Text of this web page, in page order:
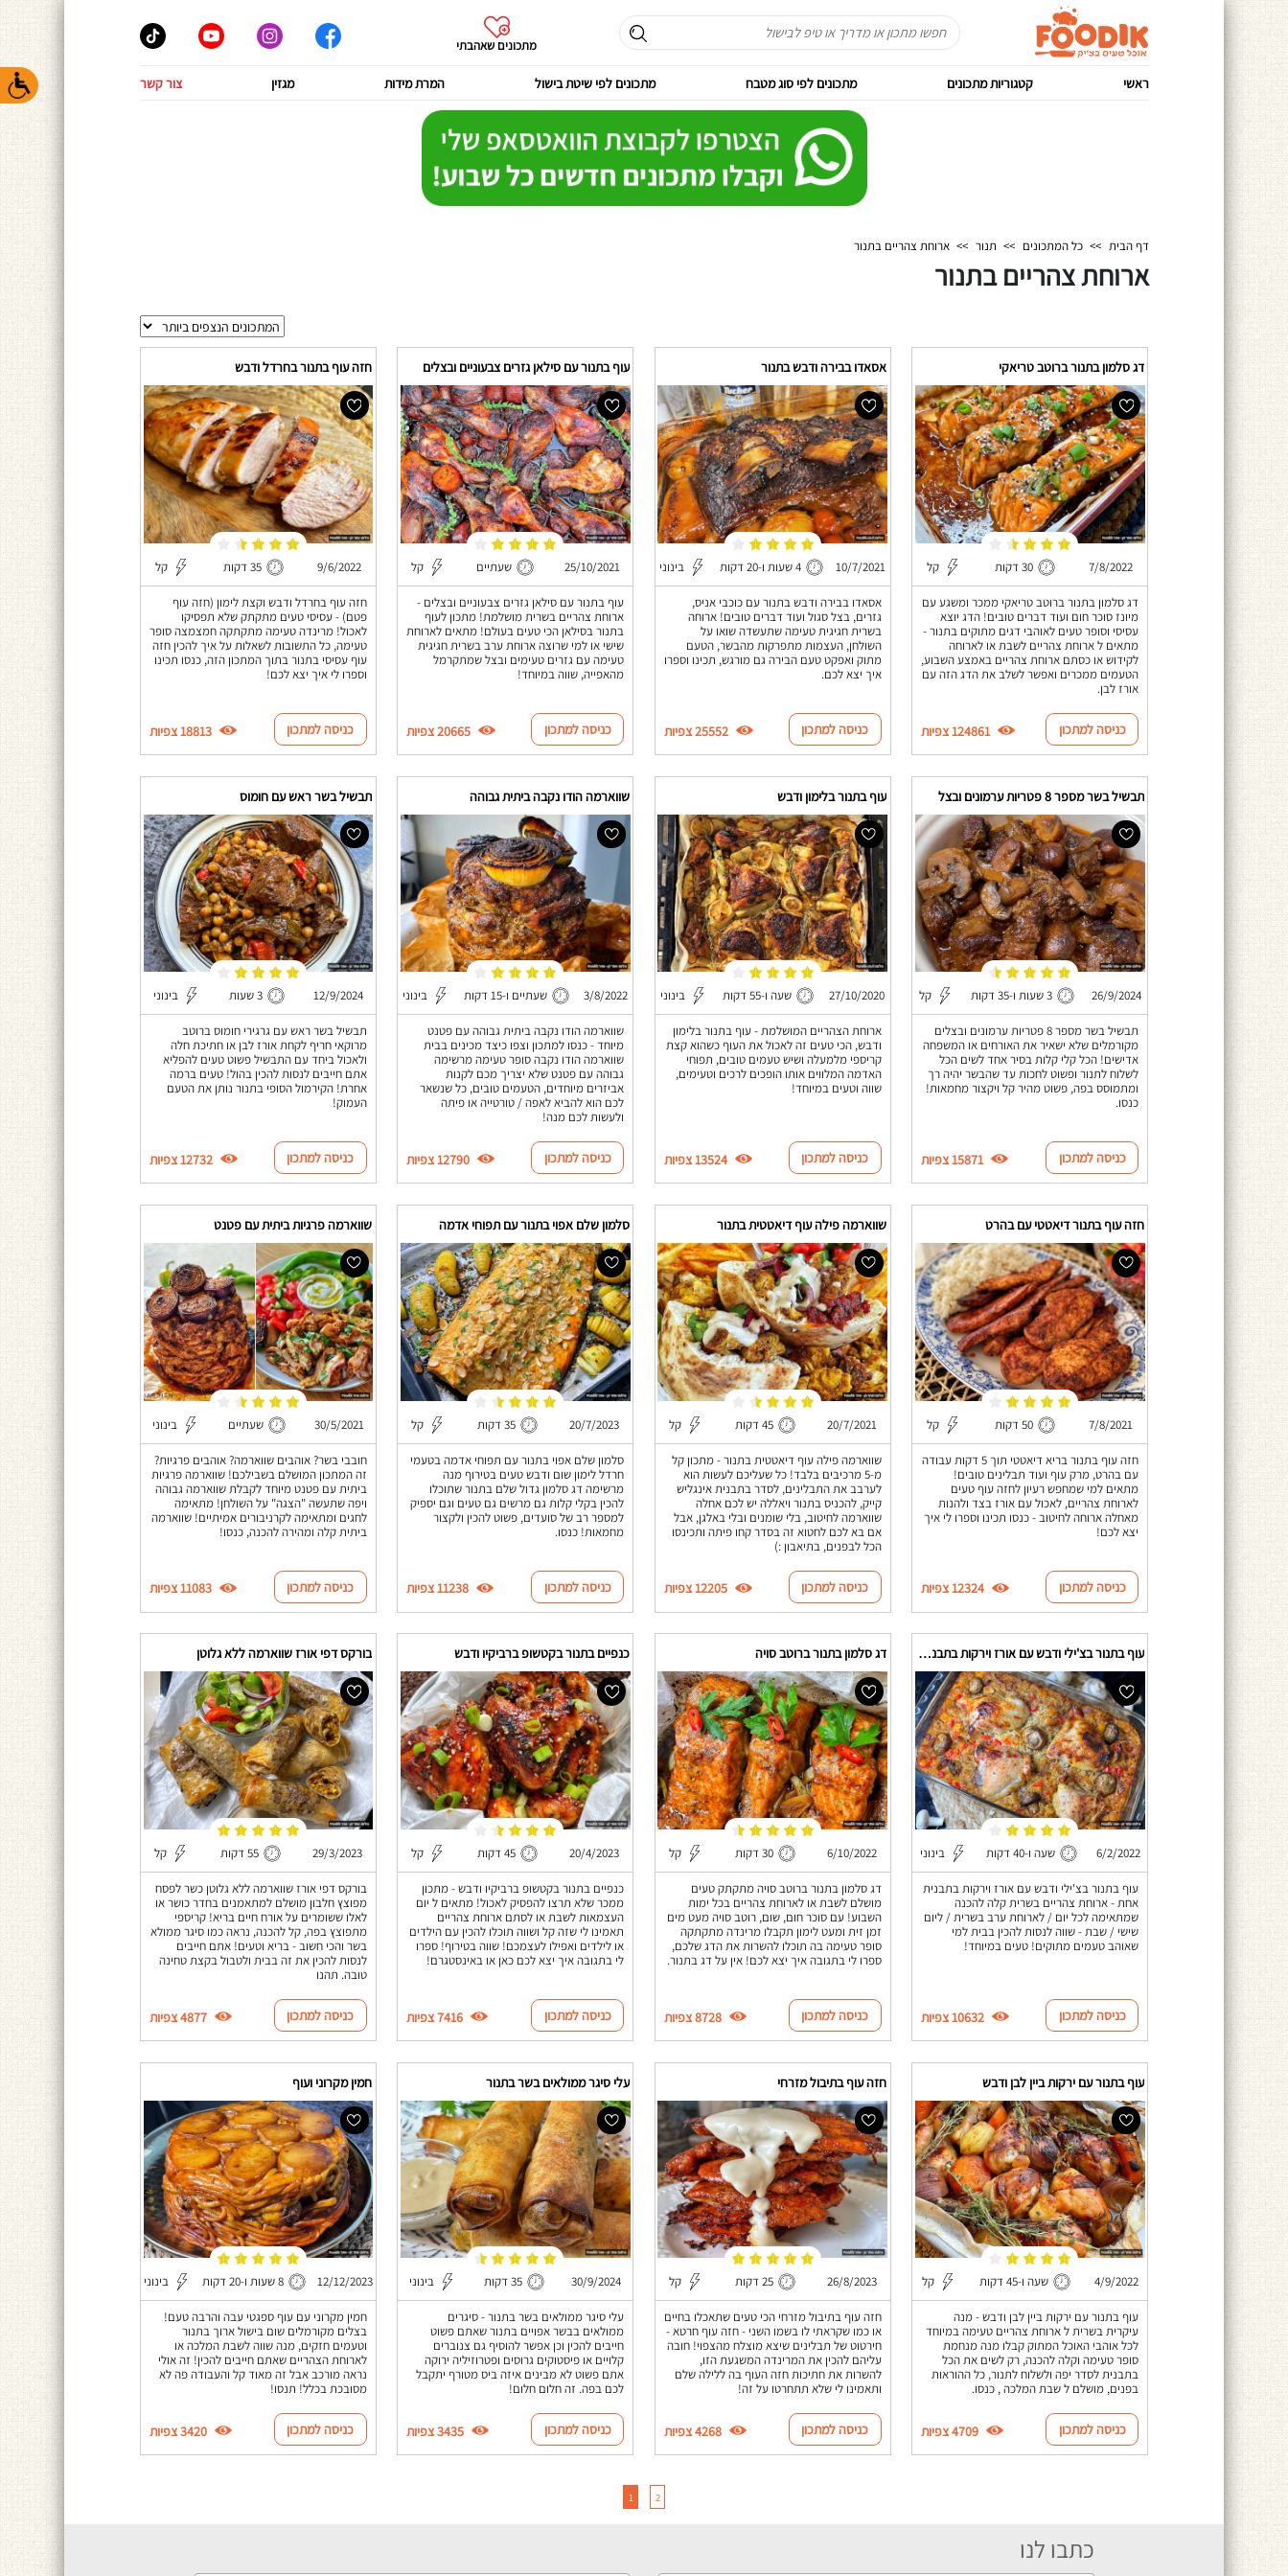
מתכונים שאהבתי
ראשי קטגוריות מתכונים מתכונים לפי סוג מטבח מתכונים לפי שיטת בישול המרת מידות מגזין צור קשר
דף הבית >> כל המתכונים >> תנור >> ארוחת צהריים בתנור
ארוחת צהריים בתנור
דג סלמון בתנור ברוטב טריאקי
7/8/2022 30 דקות קל
דג סלמון בתנור ברוטב טריאקי ממכר ומשגע עם
מיונז סוכר חום ועוד דברים טובים! הדג יוצא
עסיסי וסופר טעים לאוהבי דגים מתוקים בתנור -
מתאים ל ארוחת צהריים לשבת או לארוחה
לקידוש או כסתם ארוחת צהריים באמצע השבוע,
הטעמים ממכרים ואפשר לשלב את הדג הזה עם
אורז לבן.
כניסה למתכון 124861 צפיות
אסאדו בבירה ודבש בתנור
10/7/2021 4 שעות ו-20 דקות בינוני
אסאדו בבירה ודבש בתנור עם כוכבי אניס,
גזרים, בצל סגול ועוד דברים טובים! ארוחה
בשרית חגיגית טעימה שתעשדה שואו על
השולחן, העצמות מתפרקות מהבשר, הטעם
מתוק ואפקט טעם הבירה גם מורגש, תכינו וספרו
איך יצא לכם.
כניסה למתכון 25552 צפיות
עוף בתנור עם סילאן גזרים צבעוניים ובצלים
25/10/2021 שעתיים קל
עוף בתנור עם סילאן גזרים צבעוניים ובצלים -
ארוחת צהריים בשרית מושלמת! מתכון לעוף
בתנור בסילאן הכי טעים בעולם! מתאים לארוחת
שישי או למי שרוצה ארוחת ערב בשרית חגיגית
טעימה עם גזרים טעימים ובצל שמתקרמל
מהאפייה, שווה במיוחד!
כניסה למתכון 20665 צפיות
חזה עוף בתנור בחרדל ודבש
9/6/2022 35 דקות קל
חזה עוף בחרדל ודבש וקצת לימון (חזה עוף
פטם) - עסיסי טעים מתקתק שלא תפסיקו
לאכול! מרינדה טעימה מתקתקה חמצמצה סופר
טעימה, כל התשובות לשאלות על איך להכין חזה
עוף עסיסי בתנור בתוך המתכון הזה, כנסו תכינו
וספרו לי איך יצא לכם!
כניסה למתכון 18813 צפיות
תבשיל בשר מספר 8 פטריות ערמונים ובצל
26/9/2024 3 שעות ו-35 דקות קל
תבשיל בשר מספר 8 פטריות ערמונים ובצלים
מקורמלים שלא ישאיר את האורחים או המשפחה
אדישים! הכל קלי קלות בסיר אחד לשים הכל
לשלוח לתנור ופשוט לחכות עד שהבשר יהיה רך
ומתמוסס בפה, פשוט מהיר קל ויקצור מחמאות!
כנסו.
כניסה למתכון 15871 צפיות
עוף בתנור בלימון ודבש
27/10/2020 שעה ו-55 דקות בינוני
ארוחת הצהריים המושלמת - עוף בתנור בלימון
ודבש, הכי טעים זה לאכול את העוף כשהוא קצת
קריספי מלמעלה ושיש טעמים טובים, תפוחי
האדמה המלווים אותו הופכים לרכים וטעימים,
שווה וטעים במיוחד!
כניסה למתכון 13524 צפיות
שווארמה הודו נקבה ביתית גבוהה
3/8/2022 שעתיים ו-15 דקות בינוני
שווארמה הודו נקבה ביתית גבוהה עם פטנט
מיוחד - כנסו למתכון וצפו כיצד מכינים בבית
שווארמה הודו נקבה סופר טעימה מרשימה
גבוהה עם פטנט שלא יצריך מכם לקנות
אביזרים מיוחדים, הטעמים טובים, כל שנשאר
לכם הוא להביא לאפה / טורטייה או פיתה
ולעשות לכם מנה!
כניסה למתכון 12790 צפיות
תבשיל בשר ראש עם חומוס
12/9/2024 3 שעות בינוני
תבשיל בשר ראש עם גרגירי חומוס ברוטב
מרוקאי חריף לקחת אורז לבן או חתיכת חלה
ולאכול ביחד עם התבשיל פשוט טעים להפליא
אתם חייבים לנסות להכין בהול! טעים ברמה
אחרת! הקירמול הסופי בתנור נותן את הטעם
העמוק!
כניסה למתכון 12732 צפיות
חזה עוף בתנור דיאטטי עם בהרט
7/8/2021 50 דקות קל
חזה עוף בתנור בריא דיאטטי תוך 5 דקות עבודה
עם בהרט, מרק עוף ועוד תבלינים טובים!
מתאים למי שמחפש רעיון לחזה עוף טעים
לארוחת צהריים, לאכול עם אורז בצד ולהנות
מאחלה ארוחה לחיטוב - כנסו תכינו וספרו לי איך
יצא לכם!
כניסה למתכון 12324 צפיות
שווארמה פילה עוף דיאטטית בתנור
20/7/2021 45 דקות קל
שווארמה פילה עוף דיאטטית בתנור - מתכון קל
מ-5 מרכיבים בלבד! כל שעליכם לעשות הוא
לערבב את התבלינים, לסדר בתבנית אינגליש
קייק, להכניס בתנור ויאללה יש לכם אחלה
שווארמה לחיטוב, בלי שומנים ובלי באלגן, אבל
אם בא לכם לחטוא זה בסדר קחו פיתה ותכינסו
הכל לבפנים, בתיאבון :)
כניסה למתכון 12205 צפיות
סלמון שלם אפוי בתנור עם תפוחי אדמה
20/7/2023 35 דקות קל
סלמון שלם אפוי בתנור עם תפוחי אדמה בטעמי
חרדל לימון שום ודבש טעים בטירוף מנה
מרשימה דג סלמון גדול שלם בתנור שתוכלו
להכין בקלי קלות גם מרשים גם טעים וגם יספיק
למספר רב של סועדים, פשוט להכין ולקצור
מחמאות! כנסו.
כניסה למתכון 11238 צפיות
שווארמה פרגיות ביתית עם פטנט
30/5/2021 שעתיים בינוני
חובבי בשר? אוהבים שווארמה? אוהבים פרגיות?
זה המתכון המושלם בשבילכם! שווארמה פרגיות
ביתית עם פטנט מיוחד לקבלת שווארמה גבוהה
ויפה שתעשה "הצגה" על השולחן! מתאימה
לחגים ומתאימה לקרניבורים אמיתיים! שווארמה
ביתית קלה ומהירה להכנה, כנסו!
כניסה למתכון 11083 צפיות
עוף בתנור בצ'ילי ודבש עם אורז וירקות בתבנית אחת
6/2/2022 שעה ו-40 דקות בינוני
עוף בתנור בצ'ילי ודבש עם אורז וירקות בתבנית
אחת - ארוחת צהריים בשרית קלה להכנה
שמתאימה לכל יום / לארוחת ערב בשרית / ליום
שישי / שבת - שווה לנסות להכין בבית למי
שאוהב טעמים מתוקים! טעים במיוחד!
כניסה למתכון 10632 צפיות
דג סלמון בתנור ברוטב סויה
6/10/2022 30 דקות קל
דג סלמון בתנור ברוטב סויה מתקתק טעים
מושלם לשבת או לארוחת צהריים בכל ימות
השבוע! עם סוכר חום, שום, רוטב סויה מעט מים
זמן זית ומעט לימון תקבלו מרינדה מתקתקה
סופר טעימה בה תוכלו להשרות את הדג שלכם,
ספרו לי בתגובה איך יצא לכם! אין על דג בתנור.
כניסה למתכון 8728 צפיות
כנפיים בתנור בקטשופ ברביקיו ודבש
20/4/2023 45 דקות קל
כנפיים בתנור בקטשופ ברביקיו ודבש - מתכון
ממכר שלא תרצו להפסיק לאכול! מתאים ל יום
העצמאות לשבת או לסתם ארוחת צהריים
תאמינו לי שזה קל ושווה תוכלו להכין עם הילדים
או לילדים ואפילו לעצמכם! שווה בטירוף! ספרו
לי בתגובה איך יצא לכם כאן או באינסטגרם!
כניסה למתכון 7416 צפיות
בורקס דפי אורז שווארמה ללא גלוטן
29/3/2023 55 דקות קל
בורקס דפי אורז שווארמה ללא גלוטן כשר לפסח
מפוצץ חלבון מושלם למתאמנים בחדר כושר או
לאלו ששומרים על אורח חיים בריא! קריספי
מתפוצץ בפה, קל להכנה, נראה כמו סיגר ממולא
בשר והכי חשוב - בריא וטעים! אתם חייבים
לנסות להכין את זה בבית ולטבול בקצת טחינה
טובה. תהנו
כניסה למתכון 4877 צפיות
עוף בתנור עם ירקות ביין לבן ודבש
4/9/2022 שעה ו-45 דקות קל
עוף בתנור עם ירקות ביין לבן ודבש - מנה
עיקרית בשרית ל ארוחת צהריים טעימה במיוחד
לכל אוהבי האוכל המתוק קבלו מנה מנחמת
סופר טעימה וקלה להכנה, רק לשים את הכל
בתבנית לסדר יפה ולשלוח לתנור, כל ההוראות
בפנים, מושלם ל שבת המלכה , כנסו.
כניסה למתכון 4709 צפיות
חזה עוף בתיבול מזרחי
26/8/2023 25 דקות קל
חזה עוף בתיבול מזרחי הכי טעים שתאכלו בחיים
או כמו שקראתי לו בשמו השני - חזה עוף חרטא -
חירטוט של תבלינים שיצא מוצלח מהצפוי! חובה
עליהם להכין את המרינדה המשגעת הזו,
להשרות את חתיכות חזה העוף בה ללילה שלם
ותאמינו לי שלא תתחרטו על זה!
כניסה למתכון 4268 צפיות
עלי סיגר ממולאים בשר בתנור
30/9/2024 35 דקות בינוני
עלי סיגר ממולאים בשר בתנור - סיגרים
ממולאים בבשר אפויים בתנור שאתם פשוט
חייבים להכין וכן אפשר להוסיף גם צנוברים
קלויים או פיסטוקים גרוסים ופטרוזיליה ירוקה
אתם פשוט לא מבינים איזה ביס מטורף יתקבל
לכם בפה. זה חלום חלום!
כניסה למתכון 3435 צפיות
חמין מקרוני ועוף
12/12/2023 8 שעות ו-20 דקות בינוני
חמין מקרוני עם עוף ספגטי עבה והרבה טעם!
בצלים מקורמלים שום בישול ארוך בתנור
וטעמים חזקים, מנה שווה לשבת המלכה או
לארוחת הצהריים שאתם חייבים להכין! זה אולי
נראה מורכב אבל זה מאוד קל והעבודה פה לא
מסובכת בכלל! תנסו!
כניסה למתכון 3420 צפיות
1 2
כתבו לנו